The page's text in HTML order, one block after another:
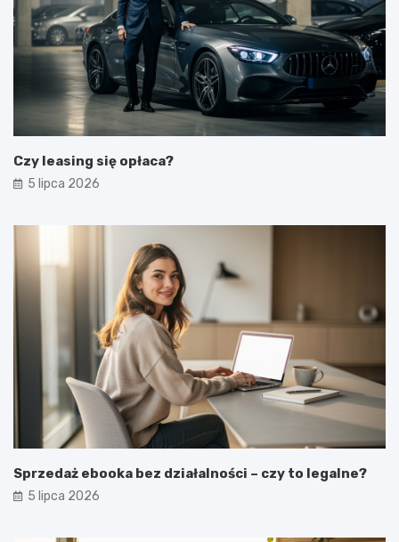
Czy leasing się opłaca?
5 lipca 2026
Sprzedaż ebooka bez działalności – czy to legalne?
5 lipca 2026